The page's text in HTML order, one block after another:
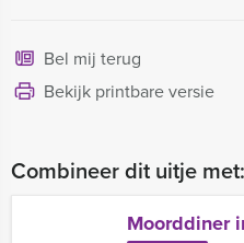
Bel mij terug
Bekijk printbare versie
Combineer dit uitje met:
Moorddiner